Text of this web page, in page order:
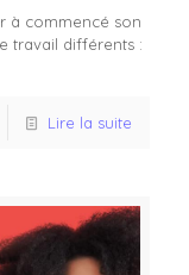
à commencé son
travail différents :
Lire la suite